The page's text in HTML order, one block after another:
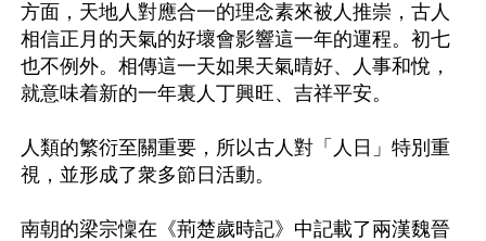
方面，天地人對應合一的理念素來被人推崇，古人
相信正月的天氣的好壞會影響這一年的運程。初七
也不例外。相傳這一天如果天氣晴好、人事和悅，
就意味着新的一年裏人丁興旺、吉祥平安。
人類的繁衍至關重要，所以古人對「人日」特別重
視，並形成了衆多節日活動。
南朝的梁宗懍在《荊楚歲時記》中記載了兩漢魏晉